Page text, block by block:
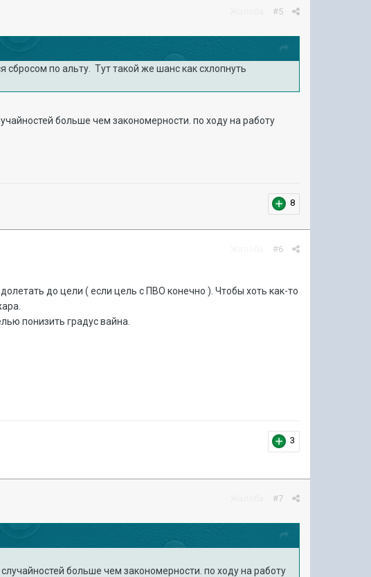
#5
по альту. Тут такой же шанс как схлопнуть
больше чем закономерности. по ходу на работу
8
#6
до цели ( если цель с ПВО конечно ). Чтобы хоть как-то
понизить градус вайна.
3
#7
больше чем закономерности. по ходу на работу